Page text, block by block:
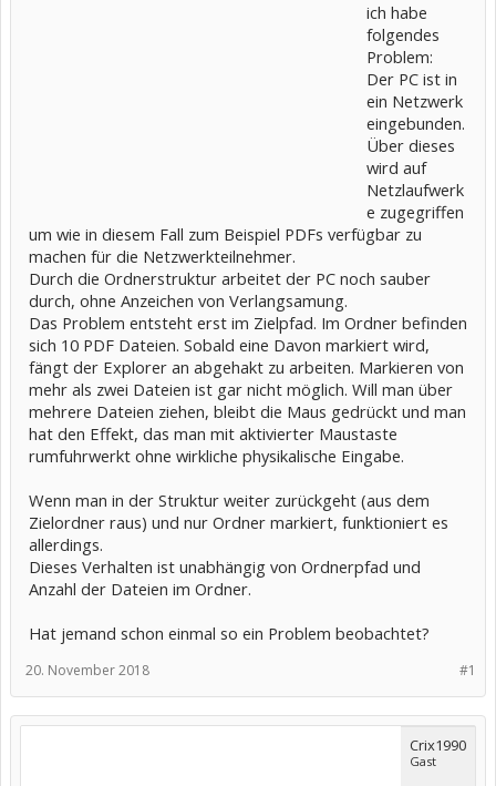
ich habe
folgendes
Problem:
Der PC ist in
ein Netzwerk
eingebunden.
Über dieses
wird auf
Netzlaufwerk
e zugegriffen
um wie in diesem Fall zum Beispiel PDFs verfügbar zu
machen für die Netzwerkteilnehmer.
Durch die Ordnerstruktur arbeitet der PC noch sauber
durch, ohne Anzeichen von Verlangsamung.
Das Problem entsteht erst im Zielpfad. Im Ordner befinden
sich 10 PDF Dateien. Sobald eine Davon markiert wird,
fängt der Explorer an abgehakt zu arbeiten. Markieren von
mehr als zwei Dateien ist gar nicht möglich. Will man über
mehrere Dateien ziehen, bleibt die Maus gedrückt und man
hat den Effekt, das man mit aktivierter Maustaste
rumfuhrwerkt ohne wirkliche physikalische Eingabe.
Wenn man in der Struktur weiter zurückgeht (aus dem
Zielordner raus) und nur Ordner markiert, funktioniert es
allerdings.
Dieses Verhalten ist unabhängig von Ordnerpfad und
Anzahl der Dateien im Ordner.
Hat jemand schon einmal so ein Problem beobachtet?
#1
20. November 2018
Crix1990
Gast